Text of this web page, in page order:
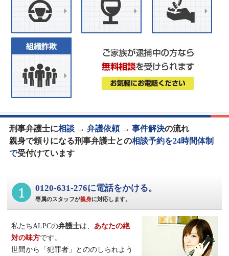
刑事弁護士に相談→ 弁護依頼→ 事件解決の流れ
親身で頼りになる刑事弁護士との相談予約を24時間体制
で受付けています
1 0120-631-276に電話をかける。
専属のスタッフが親身に対応します。
私たちALPCの弁護士は、 あなたの絶
対の味方です。
世間から「犯罪者」とののしられよう